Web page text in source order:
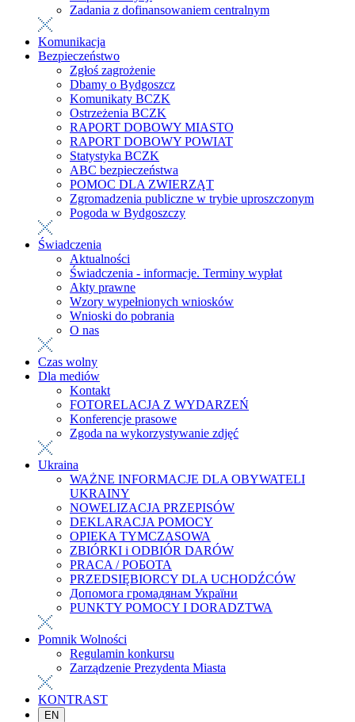
Zadania z dofinansowaniem centralnym
Komunikacja
Bezpieczeństwo
Zgłoś zagrożenie
Dbamy o Bydgoszcz
Komunikaty BCZK
Ostrzeżenia BCZK
RAPORT DOBOWY MIASTO
RAPORT DOBOWY POWIAT
Statystyka BCZK
ABC bezpieczeństwa
POMOC DLA ZWIERZĄT
Zgromadzenia publiczne w trybie uproszczonym
Pogoda w Bydgoszczy
Świadczenia
Aktualności
Świadczenia - informacje. Terminy wypłat
Akty prawne
Wzory wypełnionych wniosków
Wnioski do pobrania
O nas
Czas wolny
Dla mediów
Kontakt
FOTORELACJA Z WYDARZEŃ
Konferencje prasowe
Zgoda na wykorzystywanie zdjęć
Ukraina
WAŻNE INFORMACJE DLA OBYWATELI
UKRAINY
NOWELIZACJA PRZEPISÓW
DEKLARACJA POMOCY
OPIEKA TYMCZASOWA
ZBIÓRKI i ODBIÓR DARÓW
PRACA / РОБОТА
PRZEDSIĘBIORCY DLA UCHODŹCÓW
Допомога громадянам України
PUNKTY POMOCY I DORADZTWA
Pomnik Wolności
Regulamin konkursu
Zarządzenie Prezydenta Miasta
KONTRAST
EN